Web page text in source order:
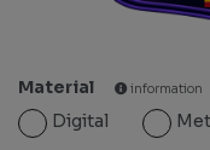
Material information
Digital